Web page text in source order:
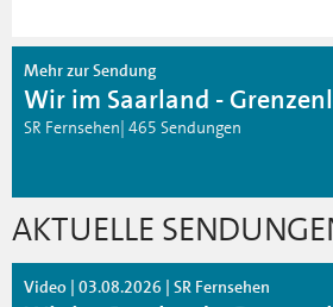
Mehr zur Sendung
Wir im Saarland -
SR Fernsehen| 465 Sendungen
AKTUELLE
Video | 03.08.2026 | SR Fernsehen